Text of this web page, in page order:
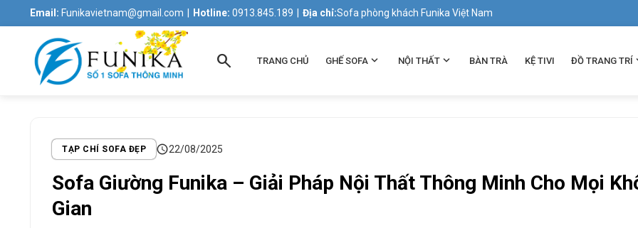
Email: Funikavietnam@gmail.com Hotline: 0913.845.189 Địa chỉ:Sofa phòng khách Funika Việt Nam
search TRANG CHỦ GHẾ SOFA NỘI THẤT BÀN TRÀ KỆ TIVI ĐỒ TRANG TRÍ
TẠP CHÍ SOFA ĐẸP schedule22/08/2025
Sofa Giường Funika – Giải Pháp Nội Thất Thông Minh Cho Mọi
Gian